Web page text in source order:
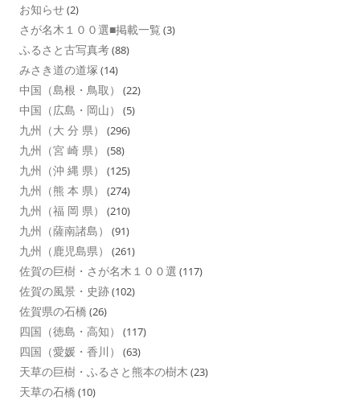
お知らせ(2)
さが名木１００選■掲載一覧 (3)
ふるさと古写真考(88)
みさき道の道塚 (14)
中国（島根・鳥取） (22)
中国（広島・岡山） (5)
九州（大 分 県） (296)
九州（宮 崎 県） (58)
九州（沖 縄 県） (125)
九州（熊 本 県） (274)
九州（福 岡 県） (210)
九州（薩南諸島） (91)
九州（鹿児島県） (261)
佐賀の巨樹・さが名木１００選 (117)
佐賀の風景・史跡(102)
佐賀県の石橋 (26)
四国（徳島・高知） (117)
四国（愛媛・香川） (63)
天草の巨樹・ふるさと熊本の樹木 (23)
天草の石橋 (10)